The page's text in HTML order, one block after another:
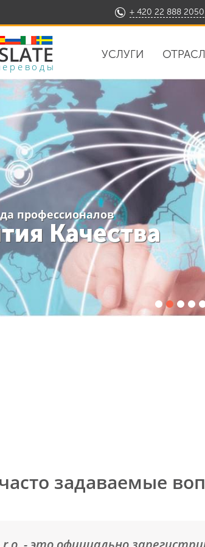
+ 420 22 888 2050
УСЛУГИ
профессионалов
Качества
задаваемые